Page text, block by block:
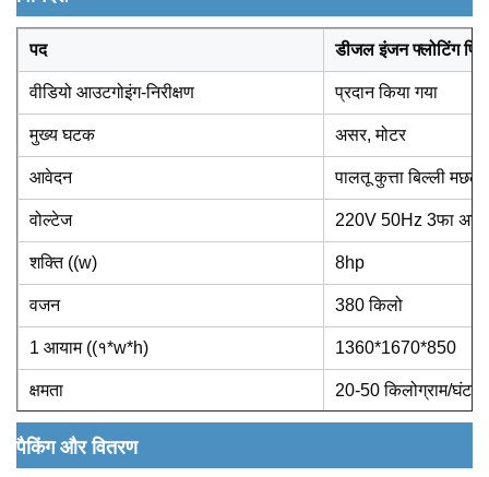
पद डीजल इंजन फ्लोटिंग
वीडियो आउटगोइंग-निरीक्षण प्रदान किया गया
मुख्य घटक असर, मोटर
आवेदन पालतू कुत्ता बिल्ली मछली
वोल्टेज 220V 50Hz 3फा
शक्ति ((w) 8hp
वजन 380 किलो
1 आयाम ((१*w*h) 1360*1670*850
क्षमता 20-50 किलोग्राम/घंटा
पैकिंग और वितरण